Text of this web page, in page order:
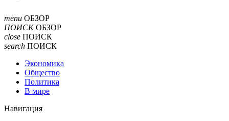
menu ОБЗОР
ПОИСК ОБЗОР
close ПОИСК
search ПОИСК
Экономика
Общество
Политика
В мире
Навигация